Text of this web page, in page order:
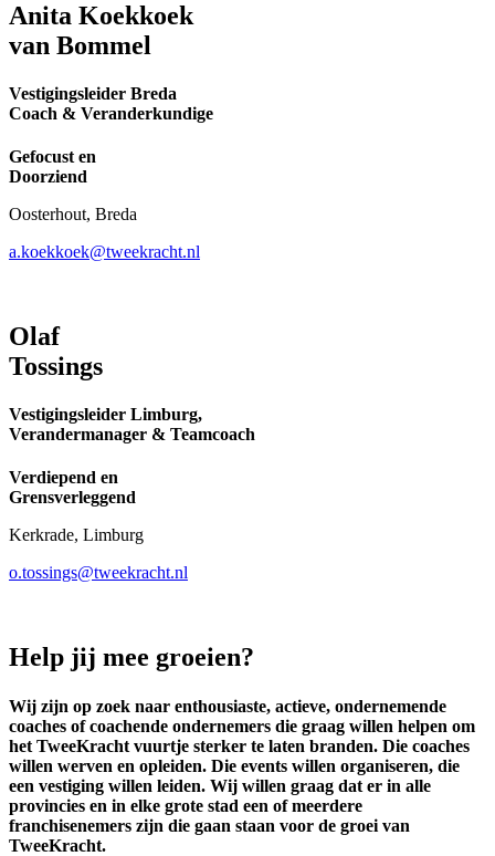
Anita Koekkoek
van Bommel
Vestigingsleider Breda
Coach & Veranderkundige
Gefocust en
Doorziend
Oosterhout, Breda
a.koekkoek@tweekracht.nl
Olaf
Tossings
Vestigingsleider Limburg,
Verandermanager & Teamcoach
Verdiepend en
Grensverleggend
Kerkrade, Limburg
o.tossings@tweekracht.nl
Help jij mee groeien?
Wij zijn op zoek naar enthousiaste, actieve, ondernemende
coaches of coachende ondernemers die graag willen helpen om
het TweeKracht vuurtje sterker te laten branden. Die coaches
willen werven en opleiden. Die events willen organiseren, die
een vestiging willen leiden. Wij willen graag dat er in alle
provincies en in elke grote stad een of meerdere
franchisenemers zijn die gaan staan voor de groei van
TweeKracht.